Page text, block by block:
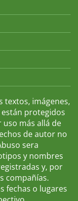
textos, imágenes,
protegidos
más allá de
de autor no
sera
y nombres
y, por
compañías.
fechas o lugares